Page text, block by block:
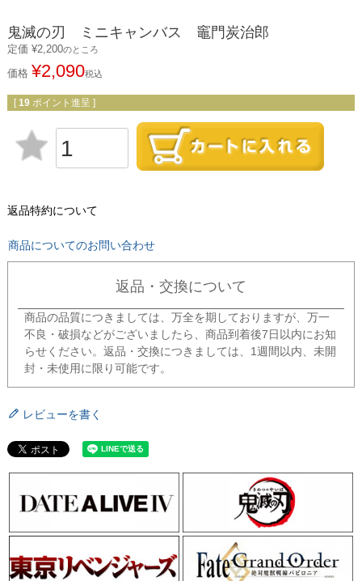
鬼滅の刃 ミニキャンバス 竈門炭治郎
定価 ¥2,200のところ
価格 ¥2,090税込
[ 19 ポイント進呈 ]
返品特約について
商品についてのお問い合わせ
返品・交換について
商品の品質につきましては、万全を期しておりますが、万一
不良・破損などがございましたら、商品到着後7日以内にお知
らせください。返品・交換につきましては、1週間以内、未開
封・未使用に限り可能です。
レビューを書く